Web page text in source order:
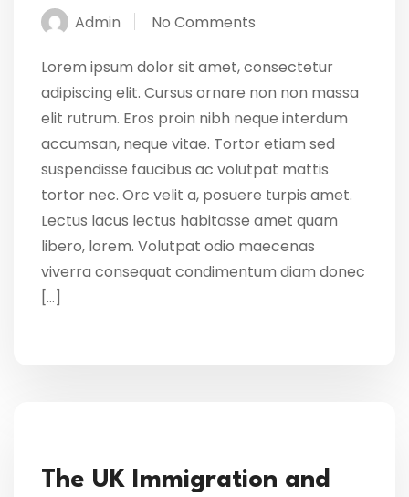
Admin No Comments
Lorem ipsum dolor sit amet, consectetur
adipiscing elit. Cursus ornare non non massa
elit rutrum. Eros proin nibh neque interdum
accumsan, neque vitae. Tortor etiam sed
suspendisse faucibus ac volutpat mattis
tortor nec. Orc velit a, posuere turpis amet.
Lectus lacus lectus habitasse amet quam
libero, lorem. Volutpat odio maecenas
viverra consequat condimentum diam donec
[…]
The UK Immigration and